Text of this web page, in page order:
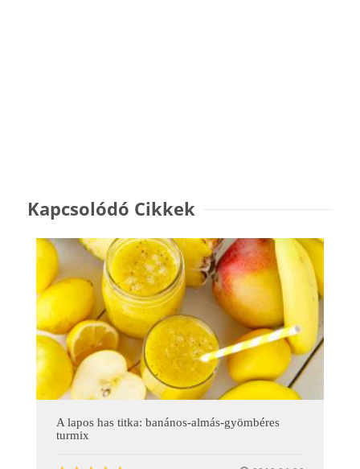
Kapcsolódó Cikkek
A lapos has titka: banános-almás-gyömbéres
turmix